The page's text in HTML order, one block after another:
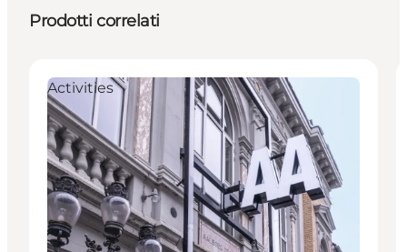
Prodotti correlati
Activities